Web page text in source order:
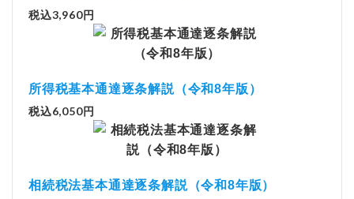
税込3,960円
所得税基本通達逐条解説（令和8年版）
税込6,050円
相続税法基本通達逐条解説（令和8年版）